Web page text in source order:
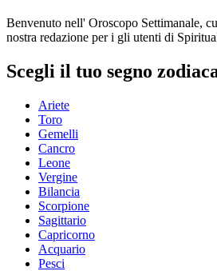
Benvenuto nell' Oroscopo Settimanale,
nostra redazione per i gli utenti di
Scegli il tuo segno
Ariete
Toro
Gemelli
Cancro
Leone
Vergine
Bilancia
Scorpione
Sagittario
Capricorno
Acquario
Pesci